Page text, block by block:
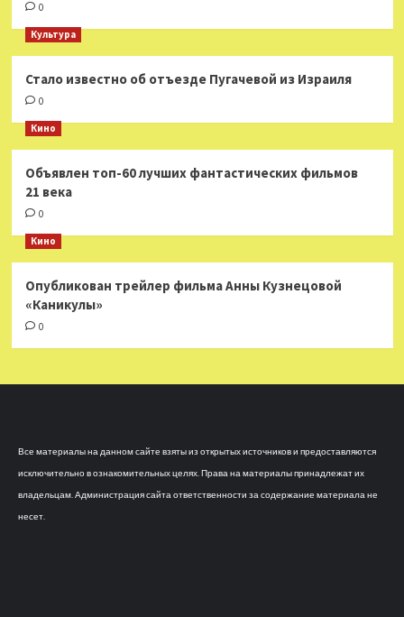
0
Культура
Стало известно об отъезде Пугачевой из Израиля
0
Кино
Объявлен топ-60 лучших фантастических фильмов
21 века
0
Кино
Опубликован трейлер фильма Анны Кузнецовой
«Каникулы»
0
Все материалы на данном сайте взяты из открытых источников и предоставляются
исключительно в ознакомительных целях. Права на материалы принадлежат их
владельцам. Администрация сайта ответственности за содержание материала не
несет.